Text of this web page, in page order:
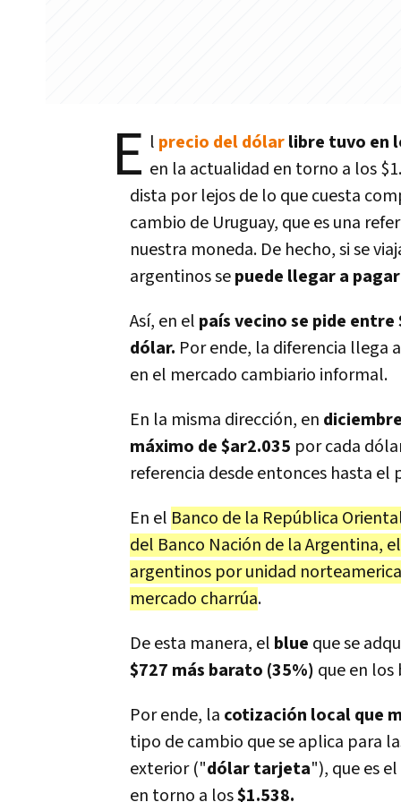
E l precio del dólarlibre tuvo en
en la actualidad en torno a los
dista por lejos de lo que cuesta
cambio de Uruguay, que es una
nuestra moneda. De hecho, si se
argentinos sepuede llegar a
Así, en el país vecino se pide
dólar. Por ende, la diferencia llega
en el mercado cambiario informal.
En la misma dirección, en
máximo de $ar2.035 por cada
referencia desde entonces hasta
En el Banco de la República
del Banco Nación de la Argentina,
argentinos por unidad
mercado charrúa.
De esta manera, el blue que se
$727 más barato (35%) que en
Por ende, la cotización local que
tipo de cambio que se aplica para
exterior ("dólar tarjeta"), que es el
en torno a los$1.538.